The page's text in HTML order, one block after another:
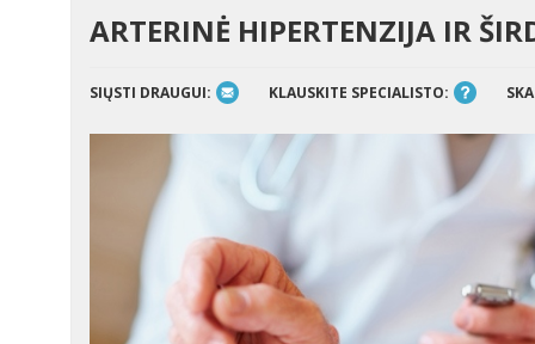
ARTERINĖ HIPERTENZIJA IR
SIŲSTI DRAUGUI: KLAUSKITE SPECIALISTO: